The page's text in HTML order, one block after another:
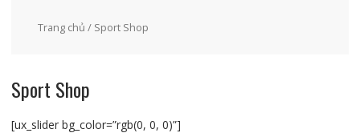
Trang chủ / Sport Shop
Sport Shop
[ux_slider bg_color=”rgb(0, 0, 0)”]